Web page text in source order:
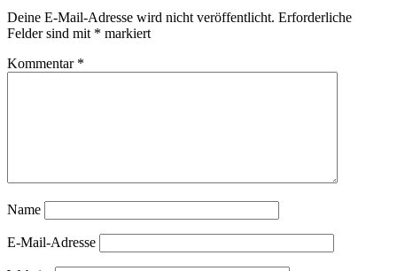
Deine E-Mail-Adresse wird nicht veröffentlicht. Erforderliche
Felder sind mit * markiert
Kommentar *
Name
E-Mail-Adresse